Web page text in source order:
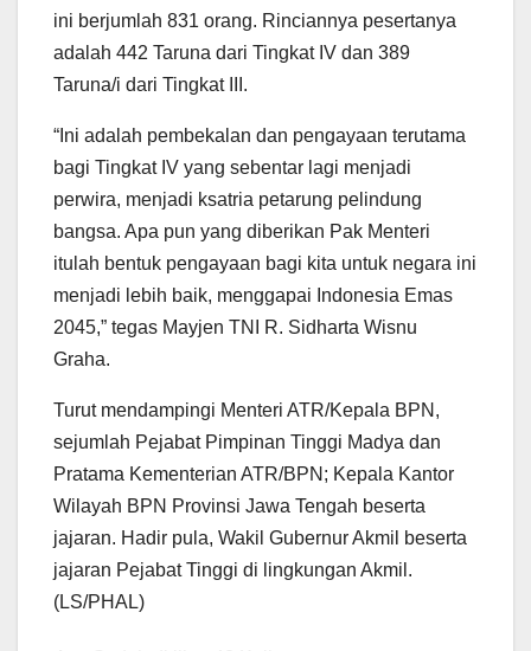
ini berjumlah 831 orang. Rinciannya pesertanya
adalah 442 Taruna dari Tingkat IV dan 389
Taruna/i dari Tingkat III.
“Ini adalah pembekalan dan pengayaan terutama
bagi Tingkat IV yang sebentar lagi menjadi
perwira, menjadi ksatria petarung pelindung
bangsa. Apa pun yang diberikan Pak Menteri
itulah bentuk pengayaan bagi kita untuk negara ini
menjadi lebih baik, menggapai Indonesia Emas
2045,” tegas Mayjen TNI R. Sidharta Wisnu
Graha.
Turut mendampingi Menteri ATR/Kepala BPN,
sejumlah Pejabat Pimpinan Tinggi Madya dan
Pratama Kementerian ATR/BPN; Kepala Kantor
Wilayah BPN Provinsi Jawa Tengah beserta
jajaran. Hadir pula, Wakil Gubernur Akmil beserta
jajaran Pejabat Tinggi di lingkungan Akmil.
(LS/PHAL)